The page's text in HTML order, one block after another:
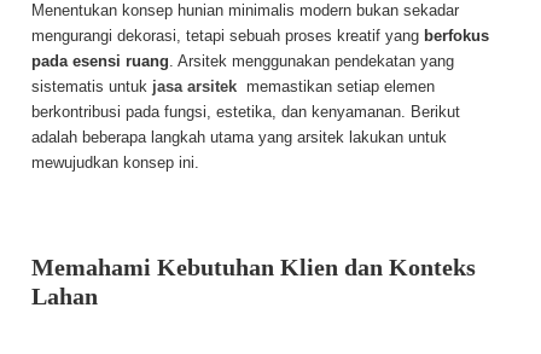
Menentukan konsep hunian minimalis modern bukan sekadar
mengurangi dekorasi, tetapi sebuah proses kreatif yang berfokus
pada esensi ruang. Arsitek menggunakan pendekatan yang
sistematis untuk jasa arsitek memastikan setiap elemen
berkontribusi pada fungsi, estetika, dan kenyamanan. Berikut
adalah beberapa langkah utama yang arsitek lakukan untuk
mewujudkan konsep ini.
Memahami Kebutuhan Klien dan Konteks
Lahan